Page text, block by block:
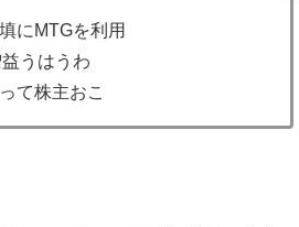
にMTGを利用
うはうわ
て株主おこ